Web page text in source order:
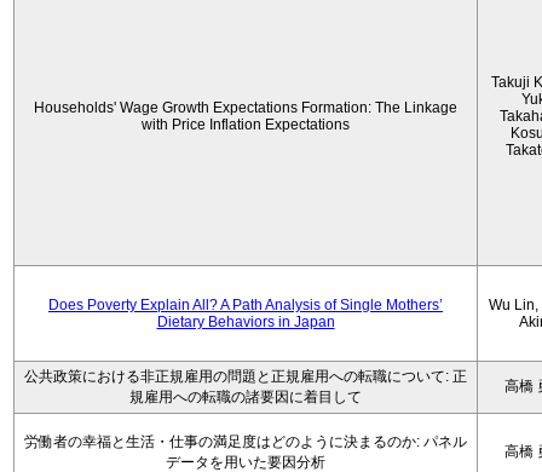
Households' Wage Growth Expectations Formation: The Linkage
with Price Inflation Expectations
Takuji
Does Poverty Explain All? A Path Analysis of Single Mothers’
Dietary Behaviors in Japan
Wu Lin,
公共政策における非正規雇用の問題と正規雇用への転職について: 正
規雇用への転職の諸要因に着目して
高橋
労働者の幸福と生活・仕事の満足度はどのように決まるのか: パネル
データを用いた要因分析
高橋